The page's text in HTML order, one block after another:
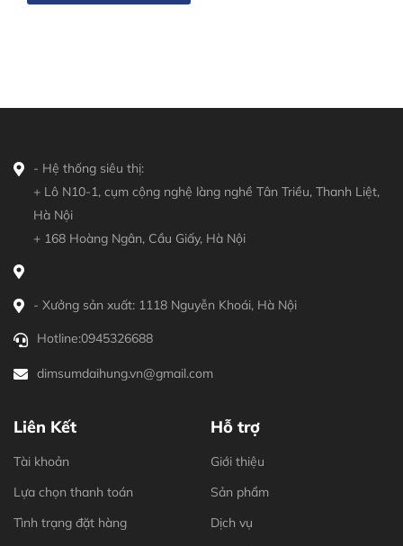
- Hệ thống siêu thị:
+ Lô N10-1, cụm cộng nghệ làng nghề Tân Triều, Thanh Liệt,
Hà Nội
+ 168 Hoàng Ngân, Cầu Giấy, Hà Nội
- Xưởng sản xuất: 1118 Nguyễn Khoái, Hà Nội
Hotline:0945326688
dimsumdaihung.vn@gmail.com
Liên Kết
Tài khoản
Lựa chọn thanh toán
Tình trạng đặt hàng
Hỗ trợ
Giới thiệu
Sản phẩm
Dịch vụ